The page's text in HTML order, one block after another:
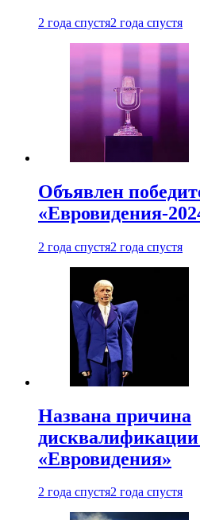
2 года спустя2 года спустя
Объявлен
«Евровидения-
2 года спустя2 года спустя
Названа причина
«Евровидения»
2 года спустя2 года спустя